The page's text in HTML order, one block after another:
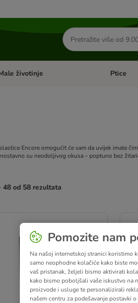
Traži
proizvode
kategorija: Mačke
životinje Pregled
Ptice
Encore omogućit će vam da uvijek imate
su neodoljivog okusa – poptuno bez
48 od 58 rezultata
Pomozite nam
Na našoj internetskoj stranici koristimo
samo neophodne kolačiće kako biste
vaš pristanak, željeli bismo aktivirati
kako bismo poboljšali vaše iskustvo na
proizvode i usluge te personalizirali
našem centru za podešavanje postavki